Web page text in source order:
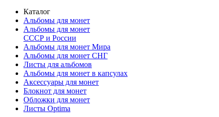
Каталог
Альбомы для монет
Альбомы для монет
СССР и России
Альбомы для монет Мира
Альбомы для монет СНГ
Листы для альбомов
Альбомы для монет в капсулах
Аксессуары для монет
Блокнот для монет
Обложки для монет
Листы Optima